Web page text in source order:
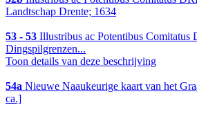
Landtschap Drente; 1634
53 - 53 Illustribus ac Potentibus
Dingspilgrenzen...
Toon details van deze beschrijving
54a Nieuwe Naaukeurige kaart van het
ca.]